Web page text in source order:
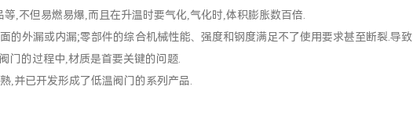
,不但易燃易爆,而且在升温时要气化,气化时,体积膨胀数百倍.
外漏或内漏;零部件的综合机械性能、强度和钢度满足不了使用要求甚至断裂.导致
门的过程中,材质是首要关键的问题.
已开发形成了低温阀门的系列产品.